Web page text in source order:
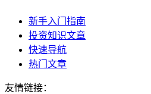
新手入门指南
投资知识文章
快速导航
热门文章
友情链接：